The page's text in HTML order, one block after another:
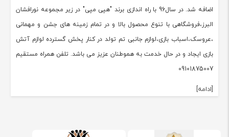
اضافه شد. در سال96 با راه اندازی برند "هپی مپی" در زیر مجموعه نورافشان
البرز،فروشگاهی با تنوع محصول بالا و در تمام زمینه های جشن و مهمانی
،عروسک،اسباب بازی،لوازم جانبی تم تولد در کنار پخش گسترده لوازم آتش
بازی ایجاد و در حال خدمت به هموطنان عزیز می باشد. تلفن همراه مستقیم
09101875007
[ادامه]